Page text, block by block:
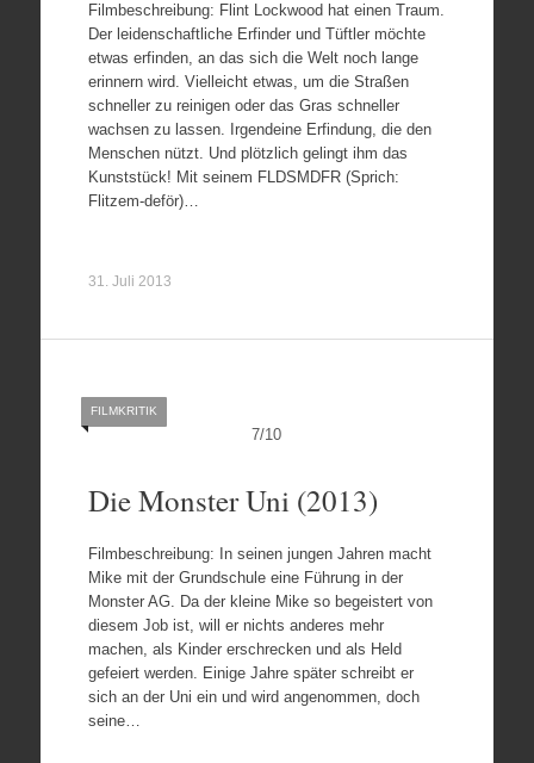
Filmbeschreibung: Flint Lockwood hat einen Traum.
Der leidenschaftliche Erfinder und Tüftler möchte
etwas erfinden, an das sich die Welt noch lange
erinnern wird. Vielleicht etwas, um die Straßen
schneller zu reinigen oder das Gras schneller
wachsen zu lassen. Irgendeine Erfindung, die den
Menschen nützt. Und plötzlich gelingt ihm das
Kunststück! Mit seinem FLDSMDFR (Sprich:
Flitzem-deför)…
31. Juli 2013
7/10
FILMKRITIK
Die Monster Uni (2013)
Filmbeschreibung: In seinen jungen Jahren macht
Mike mit der Grundschule eine Führung in der
Monster AG. Da der kleine Mike so begeistert von
diesem Job ist, will er nichts anderes mehr
machen, als Kinder erschrecken und als Held
gefeiert werden. Einige Jahre später schreibt er
sich an der Uni ein und wird angenommen, doch
seine…